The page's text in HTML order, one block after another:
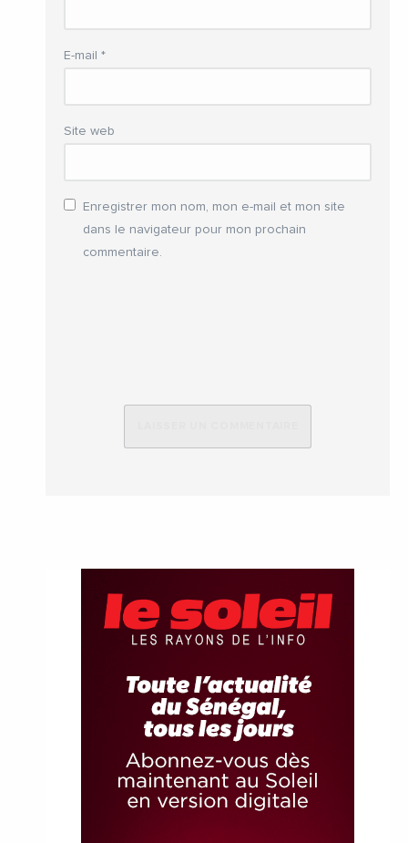
E-mail *
Site web
Enregistrer mon nom, mon e-mail et mon site
dans le navigateur pour mon prochain
commentaire.